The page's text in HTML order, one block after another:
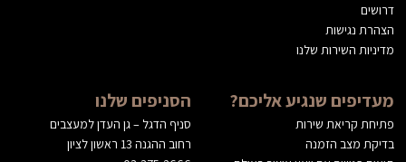
דרושים
הצהרת נגישות
מדיניות השירות שלנו
מעדיפים שנגיע אליכם?
פתיחת קריאת שירות
בדיקת מצב הזמנה
הסניפים שלנו
סניף הדגל – גן העדן למעצבים
רחוב ההגנה 13 ראשון לציון